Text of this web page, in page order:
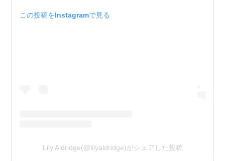
この投稿をInstagramで見る
Lily Aldridge(@lilyaldridge)がシェアした投稿